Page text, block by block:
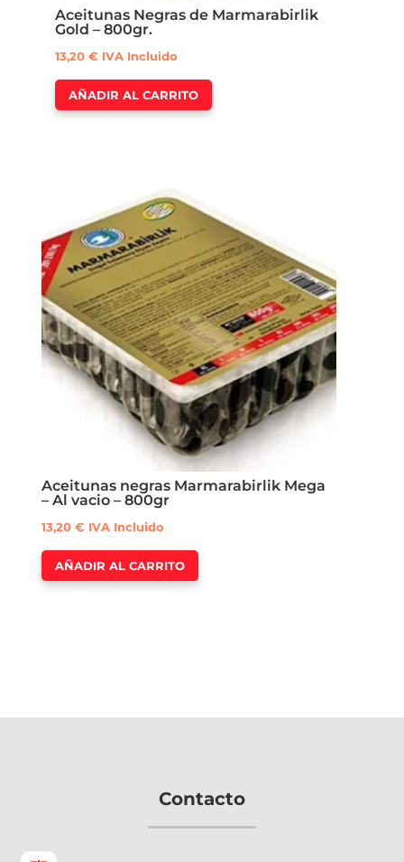
Aceitunas Negras de Marmarabirlik
Gold – 800gr.
13,20 € IVA Incluido
AÑADIR AL CARRITO
Aceitunas negras Marmarabirlik Mega
– Al vacio – 800gr
13,20€ IVA Incluido
AÑADIR AL CARRITO
Contacto